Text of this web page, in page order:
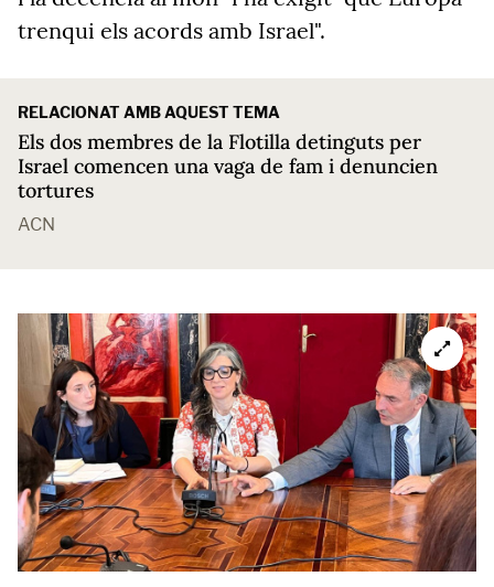
trenqui els acords amb Israel".
RELACIONAT AMB AQUEST TEMA
Els dos membres de la Flotilla detinguts per
Israel comencen una vaga de fam i denuncien
tortures
ACN